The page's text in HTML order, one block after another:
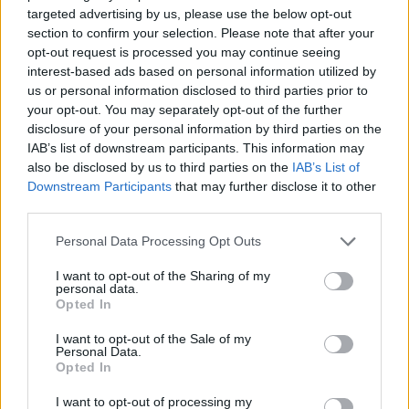
targeted advertising by us, please use the below opt-out
section to confirm your selection. Please note that after your
opt-out request is processed you may continue seeing
interest-based ads based on personal information utilized by
us or personal information disclosed to third parties prior to
your opt-out. You may separately opt-out of the further
disclosure of your personal information by third parties on the
IAB’s list of downstream participants. This information may
also be disclosed by us to third parties on the IAB’s List of
Downstream Participants that may further disclose it to other
Personal Data Processing Opt Outs
I want to opt-out of the Sharing of my
personal data.
Opted In
I want to opt-out of the Sale of my
Personal Data.
Opted In
I want to opt-out of processing my
alessandro ballerio
annalisa wagner
chiara lanzani
cristina boracchi
gian castellani parabiago
LEGGI GLI ALTRI ARTICOLI DI
ALTO MILANESE
Ti sei
perso le
NOTIZIE
di cui tutti